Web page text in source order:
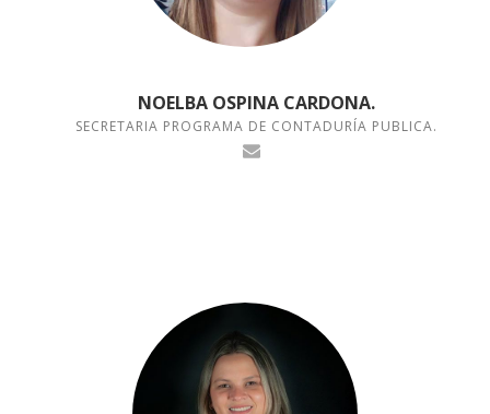
NOELBA OSPINA CARDONA.
SECRETARIA PROGRAMA DE CONTADURÍA PUBLICA.